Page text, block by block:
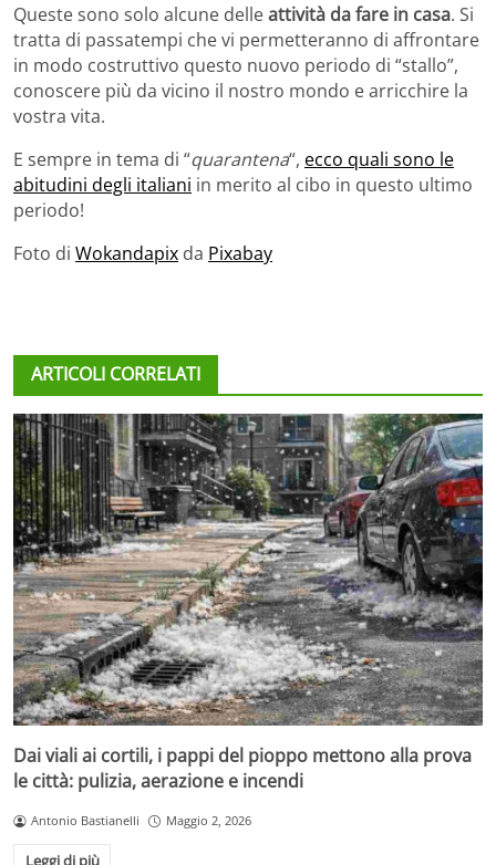
Queste sono solo alcune delleattività da fare in casa. Si
tratta di passatempi che vi permetteranno di affrontare
in modo costruttivo questo nuovo periodo di “stallo”,
conoscere più da vicino il nostro mondo e arricchire la
vostra vita.
E sempre in tema di “quarantena“, ecco quali sono le
abitudini degli italiani in merito al cibo in questo ultimo
periodo!
Foto di Wokandapix da Pixabay
ARTICOLI CORRELATI
Dai viali ai cortili, i pappi del pioppo mettono alla prova
le città: pulizia, aerazione e incendi
Antonio Bastianelli Maggio 2, 2026
Leggi di più